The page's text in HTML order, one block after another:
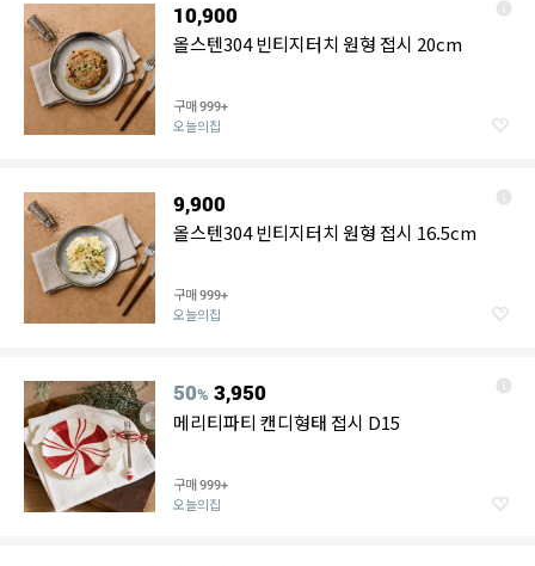
10,900
올스텐304 빈티지터치 원형 접시 20cm
구매999+
오늘의집
9,900
올스텐304 빈티지터치 원형 접시 16.5cm
구매999+
오늘의집
50% 3,950
메리티파티 캔디형태 접시 D15
구매999+
오늘의집